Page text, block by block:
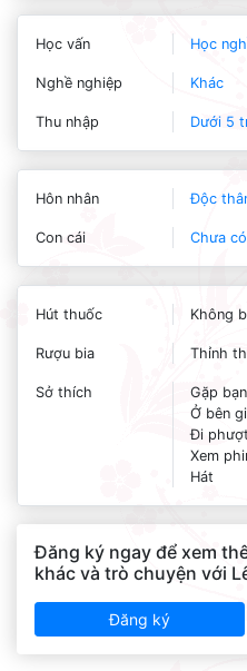
Học vấn Học
Nghề nghiệp Khác
Thu nhập Dưới 5
Hôn nhân Độc
Con cái Chưa
Hút thuốc Không
Rượu bia Thỉnh
Sở thích
Gặp
Ở bên
Đi
Xem
Hát
Đăng ký ngay để xem
khác và trò chuyện với
Đăng ký